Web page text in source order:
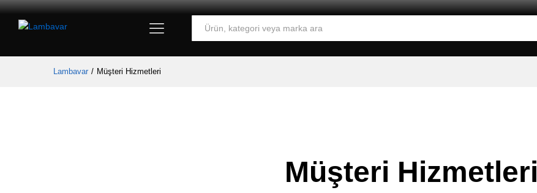
Tümü
Lambavar / Müşteri Hizmetleri
Müşteri Hizmetleri